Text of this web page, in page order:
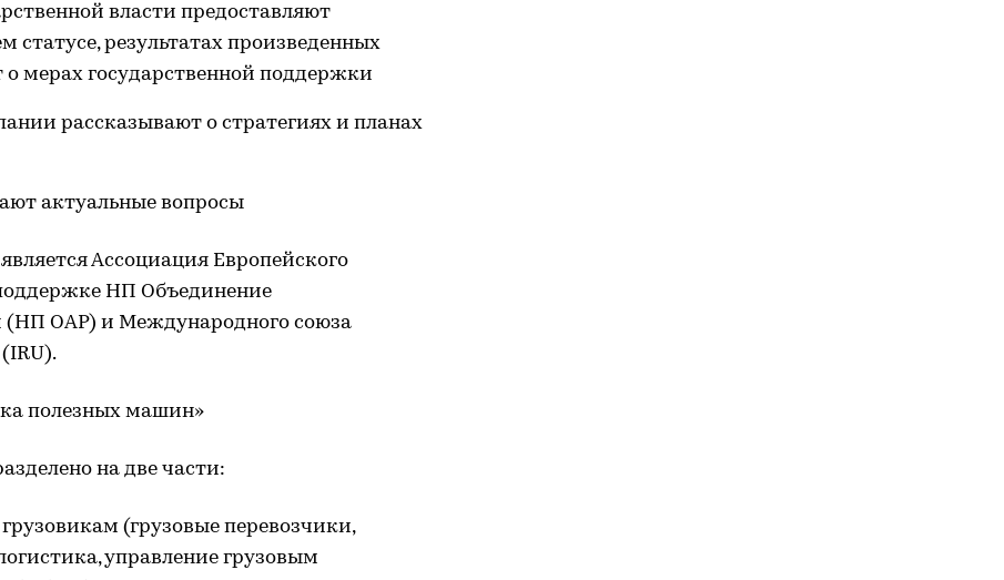
власти предоставляют
результатах произведенных
мерах государственной поддержки
рассказывают о стратегиях и планах
актуальные вопросы
Ассоциация Европейского
НП Объединение
(НП ОАР) и Международного союза
на две части:
(грузовые перевозчики,
управление грузовым